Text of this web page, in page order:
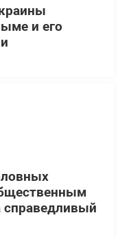
и его
справедливый